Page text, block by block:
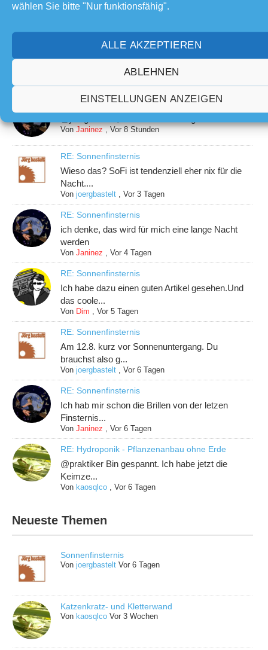
wählen Sie bitte "Nur funktionsfähig".
ALLE AKZEPTIEREN
ABLEHNEN
EINSTELLUNGEN ANZEIGEN
RE: Sonnenfinsternis
VonJaninez,Vor 8 Stunden
RE: Sonnenfinsternis
Wieso das? SoFi ist tendenziell eher nix für die
Nacht....
Vonjoergbastelt ,Vor 3 Tagen
RE: Sonnenfinsternis
ich denke, das wird für mich eine lange Nacht
werden
VonJaninez ,Vor 4 Tagen
RE: Sonnenfinsternis
Ich habe dazu einen guten Artikel gesehen.Und
das coole...
Von Dim ,Vor 5 Tagen
RE: Sonnenfinsternis
Am 12.8. kurz vor Sonnenuntergang. Du
brauchst also g...
Vonjoergbastelt ,Vor 6 Tagen
RE: Sonnenfinsternis
Ich hab mir schon die Brillen von der letzen
Finsternis...
VonJaninez ,Vor 6 Tagen
RE: Hydroponik - Pflanzenanbau ohne Erde
@praktiker Bin gespannt. Ich habe jetzt die
Keimze...
Vonkaosqlco ,Vor 6 Tagen
Neueste Themen
Sonnenfinsternis
Vonjoergbastelt Vor 6 Tagen
Katzenkratz- und Kletterwand
Von kaosqlco Vor 3 Wochen